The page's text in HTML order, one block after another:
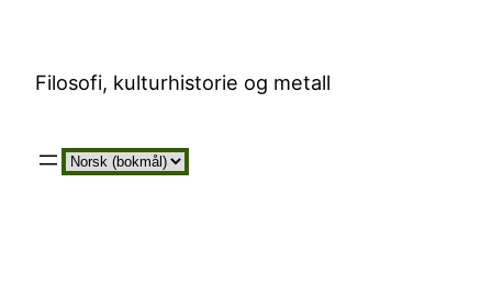
Filosofi, kulturhistorie og metall
Velg